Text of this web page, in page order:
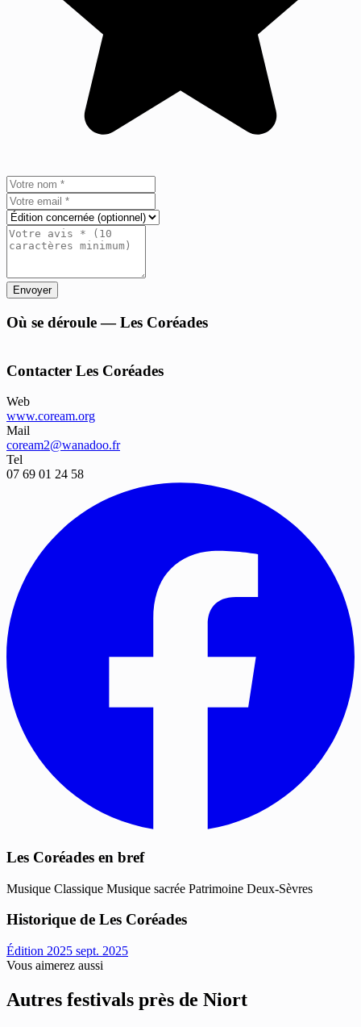
Envoyer
Où se déroule — Les Coréades
Contacter Les Coréades
Web
www.coream.org
Mail
coream2@wanadoo.fr
Tel
07 69 01 24 58
Les Coréades en bref
Musique Classique Musique sacrée Patrimoine Deux-Sèvres
Historique de Les Coréades
Édition 2025 sept. 2025
Vous aimerez aussi
Autres festivals près de Niort